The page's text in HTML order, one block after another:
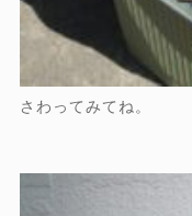
さわってみてね。